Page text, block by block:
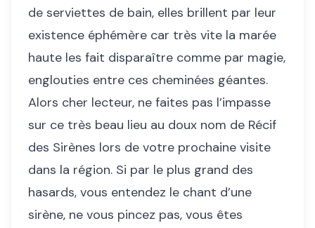
de serviettes de bain, elles brillent par leur
existence éphémère car très vite la marée
haute les fait disparaître comme par magie,
englouties entre ces cheminées géantes.
Alors cher lecteur, ne faites pas l’impasse
sur ce très beau lieu au doux nom de Récif
des Sirènes lors de votre prochaine visite
dans la région. Si par le plus grand des
hasards, vous entendez le chant d’une
sirène, ne vous pincez pas, vous êtes